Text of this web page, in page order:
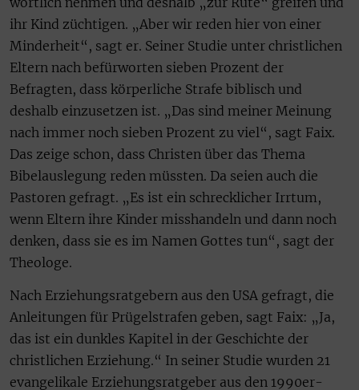
ihr Kind züchtigen. „Aber wir reden hier von einer
Minderheit“, sagt er. Seiner Studie unter christlichen
Eltern nach befürworten sieben Prozent der
Befragten, dass körperliche Strafe biblisch und
deshalb einzusetzen ist. „Das sind meiner Meinung
nach immer noch sieben Prozent zu viel“, sagt Faix.
Das zeige schon, dass Christen über das Thema
Bibelauslegung reden müssten. Da seien auch die
Pastoren gefragt. „Es ist ein schrecklicher Irrtum,
wenn Eltern ihre Kinder misshandeln und dann noch
denken, dass sie es im Namen Gottes tun“, sagt der
Theologe.
Nach Erziehungsratgebern aus den USA gefragt, die
Anleitungen für Prügelstrafen geben, sagt Faix: „Ja,
das ist ein dunkles Kapitel in der Geschichte der
christlichen Erziehung.“ In seiner Studie wurden 21
evangelikale Erziehungsratgeber aus den 1990er-